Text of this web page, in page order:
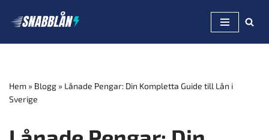
till
Hem » Blogg » Lånade Pengar: Din Kompletta Guide till Lån i
Sverige